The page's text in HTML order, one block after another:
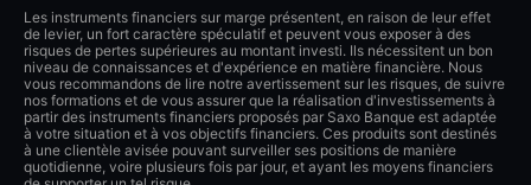
Les instruments financiers sur marge présentent, en raison de leur effet
de levier, un fort caractère spéculatif et peuvent vous exposer à des
risques de pertes supérieures au montant investi. Ils nécessitent un bon
niveau de connaissances et d'expérience en matière financière. Nous
vous recommandons de lire notre avertissement sur les risques, de suivre
nos formations et de vous assurer que la réalisation d'investissements à
partir des instruments financiers proposés par Saxo Banque est adaptée
à votre situation et à vos objectifs financiers. Ces produits sont destinés
à une clientèle avisée pouvant surveiller ses positions de manière
quotidienne, voire plusieurs fois par jour, et ayant les moyens financiers